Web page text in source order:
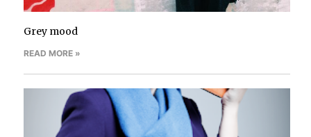
Grey mood
READ MORE »